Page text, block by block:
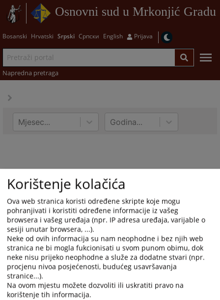
Osnovni sud u Mrkonjić Gradu
Bosanski Hrvatski Srpski Српски English Prijava
Napredna pretraga
Mjesec... Godina...
Trenutno nema vijesti
Korištenje kolačića
Ova web stranica koristi određene skripte koje mogu
pohranjivati i koristiti određene informacije iz vašeg
browsera i vašeg uređaja (npr. IP adresa uređaja, varijable o
sesiji unutar browsera, ...).
Neke od ovih informacija su nam neophodne i bez njih web
stranica ne bi mogla fukcionisati u svom punom obimu, dok
neke nisu prijeko neophodne a služe za dodatne stvari (npr.
procjenu nivoa posjećenosti, budućeg usavršavanja
stranice...).
Na ovom mjestu možete dozvoliti ili uskratiti pravo na
korištenje tih informacija.